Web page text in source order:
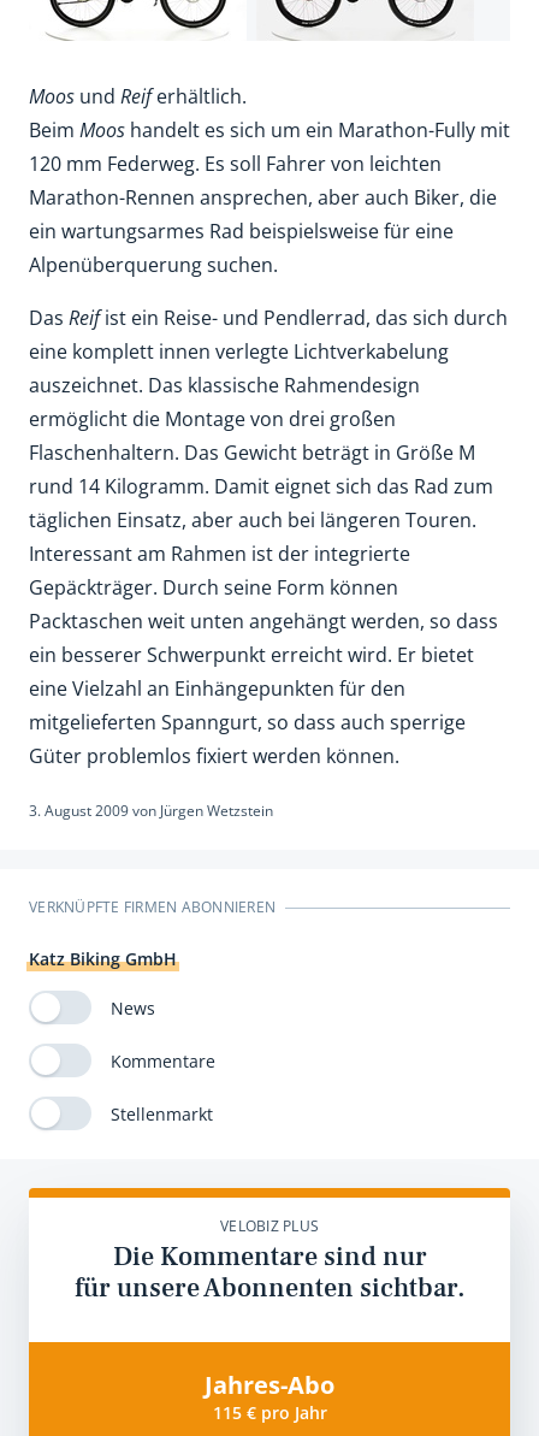
Moos und Reiferhältlich.
Beim Moos handelt es sich um ein Marathon-Fully mit
120 mm Federweg. Es soll Fahrer von leichten
Marathon-Rennen ansprechen, aber auch Biker, die
ein wartungsarmes Rad beispielsweise für eine
Alpenüberquerung suchen.
Das Reifist ein Reise- und Pendlerrad, das sich durch
eine komplett innen verlegte Lichtverkabelung
auszeichnet. Das klassische Rahmendesign
ermöglicht die Montage von drei großen
Flaschenhaltern. Das Gewicht beträgt in Größe M
rund 14 Kilogramm. Damit eignet sich das Rad zum
täglichen Einsatz, aber auch bei längeren Touren.
Interessant am Rahmen ist der integrierte
Gepäckträger. Durch seine Form können
Packtaschen weit unten angehängt werden, so dass
ein besserer Schwerpunkt erreicht wird. Er bietet
eine Vielzahl an Einhängepunkten für den
mitgelieferten Spanngurt, so dass auch sperrige
Güter problemlos fixiert werden können.
3. August 2009von Jürgen Wetzstein
VERKNÜPFTE FIRMEN ABONNIEREN
Katz Biking GmbH
News
Kommentare
Stellenmarkt
VELOBIZ PLUS
Die Kommentare sind nur
für unsere Abonnenten sichtbar.
Jahres-Abo
115 € pro Jahr